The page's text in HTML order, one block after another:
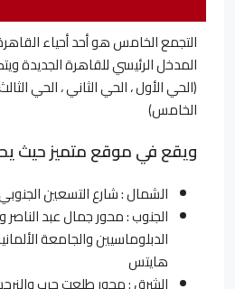
التجمع الخامس هو أحد أحياء
المدخل الرئيسي للقاهرة
(الحي الأول ، الحي الثاني ، الحي
الخامس)
ويقع في موقع متميز حيث
الشمال : شارع التسعين
الجنوب : محور جمال عبد الناصر
الدبلوماسيين والجامعة
هايتس